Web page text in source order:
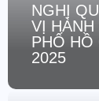
NGHỊ
VỊ HÀNH
PHỐ
2025